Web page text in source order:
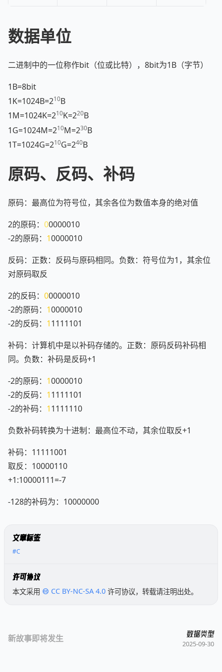
数据单位
二进制中的一位称作bit（位或比特），8bit为1B（字节）
1B=8bit
1K=1024B=210B
1M=1024K=210K=220B
1G=1024M=210M=230B
1T=1024G=210G=240B
原码、反码、补码
原码：最高位为符号位，其余各位为数值本身的绝对值
2的原码： 00000010
-2的原码： 10000010
反码：正数：反码与原码相同。负数：符号位为1，其余位
对原码取反
2的反码： 00000010
-2的原码： 10000010
-2的反码： 11111101
补码：计算机中是以补码存储的。正数：原码反码补码相
同。负数：补码是反码+1
-2的原码： 10000010
-2的反码： 11111101
-2的补码： 11111110
负数补码转换为十进制：最高位不动，其余位取反+1
补码：11111001
取反：10000110
+1:10000111=-7
-128的补码为：10000000
文章标签
#C
许可协议
本文采用 CC BY-NC-SA 4.0 许可协议，转载请注明出处。
新故事即将发生 数据类型
2025-09-30